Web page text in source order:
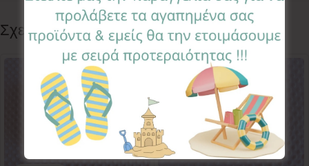
Σχετικά προϊόντα